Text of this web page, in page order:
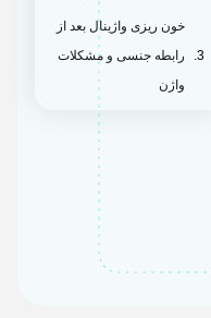
خون ریزی واژینال بعد از
رابطه جنسی و مشکلات
خون ریزی بعد از نزدیکی